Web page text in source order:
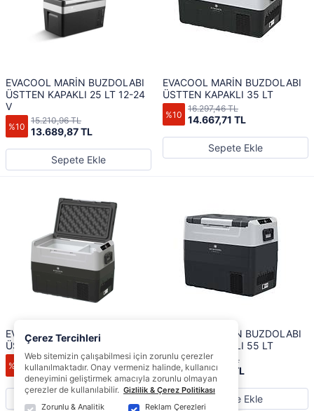
EVACOOL MARİN BUZDOLABI
ÜSTTEN KAPAKLI 25 LT 12-24
V
%10 13.689,87 TL
15.210,96 TL
Sepete Ekle
EVACOOL MARİN BUZDOLABI
ÜSTTEN KAPAKLI 35 LT
%10 14.667,71 TL
16.297,46 TL
Sepete Ekle
EVACOOL MARİN BUZDOLABI
ÜSTTEN KAPAKLI 45 LT
%10 16.134,48 TL
17.927,21 TL
EVACOOL MARİN BUZDOLABI
ÜSTTEN KAPAKLI 55 LT
%10 17.112,33 TL
19.013,70 TL
Sepete Ekle
Çerez Tercihleri
Web sitemizin çalışabilmesi için zorunlu çerezler
kullanılmaktadır. Onay vermeniz halinde, kullanıcı
deneyimini geliştirmek amacıyla zorunlu olmayan
çerezler de kullanılabilir. Gizlilik & Çerez Politikası
Zorunlu & Analitik
Reklam Çerezleri